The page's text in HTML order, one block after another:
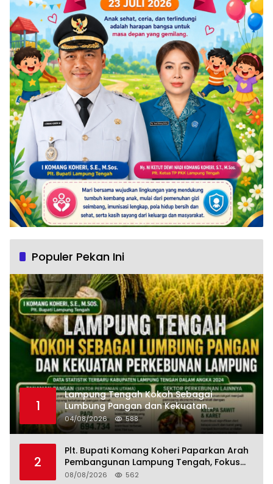
Populer Pekan Ini
1
Lampung Tengah Kokoh Sebagai
Lumbung Pangan dan Kekuatan
Perkebunan Lampung, Komang Koheri:
Kemandirian Pangan adalah Fondasi
04/08/2026 588
2
Plt. Bupati Komang Koheri Paparkan Arah
Pembangunan Lampung Tengah, Fokus
pada SDM, Ekonomi, Infrastruktur dan
08/08/2026 562